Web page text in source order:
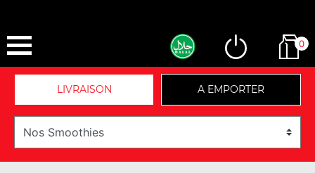
0
LIVRAISON A EMPORTER